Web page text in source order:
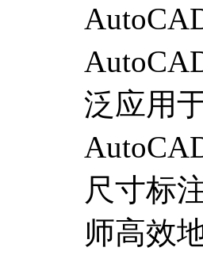
泛应用
尺寸标
师高效